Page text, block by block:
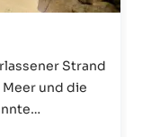
Strand
und die